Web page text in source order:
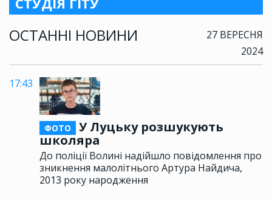
ОСТАННІ НОВИНИ
27 ВЕРЕСНЯ
2024
17:43
ФОТО
У Луцьку розшукують
школяра
До поліції Волині надійшло повідомлення про
зникнення малолітнього Артура Найдича,
2013 року народження